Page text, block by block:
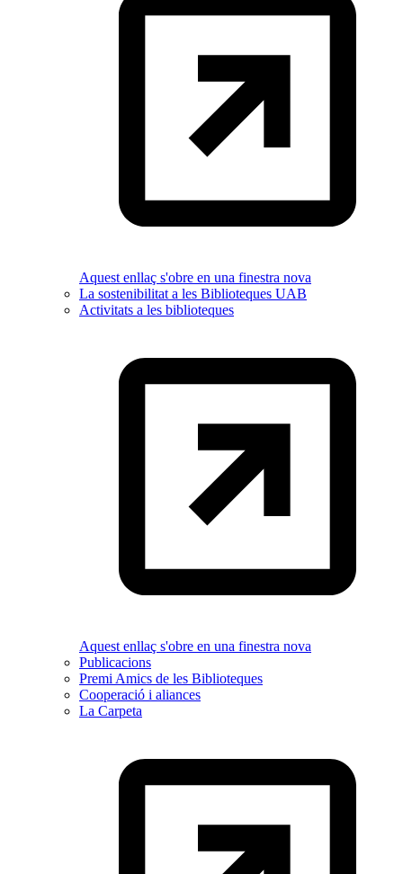
Aquest enllaç s'obre en una finestra nova
La sostenibilitat a les Biblioteques UAB
Activitats a les biblioteques
Aquest enllaç s'obre en una finestra nova
Publicacions
Premi Amics de les Biblioteques
Cooperació i aliances
La Carpeta